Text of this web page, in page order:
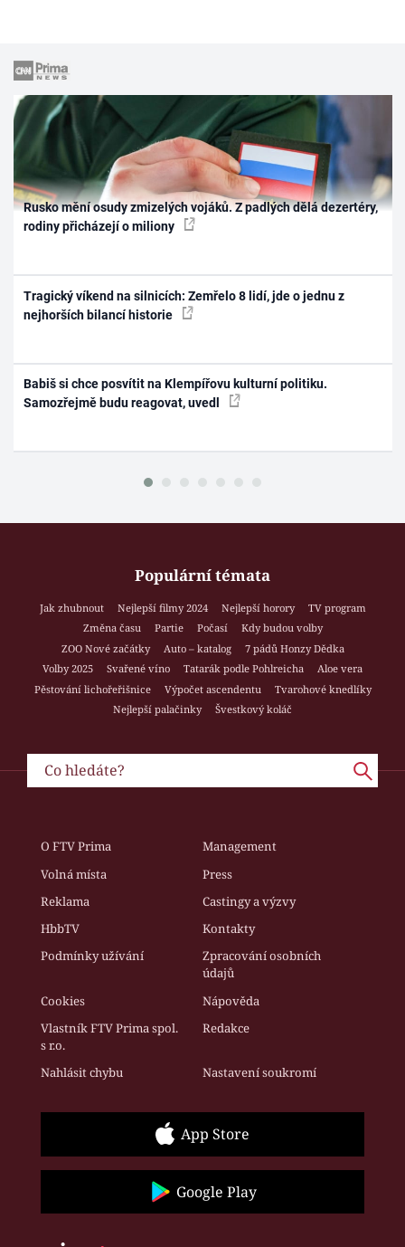
Rusko mění osudy zmizelých vojáků. Z padlých dělá dezertéry,
rodiny přicházejí o miliony
Tragický víkend na silnicích: Zemřelo 8 lidí, jde o jednu z
nejhorších bilancí historie
Babiš si chce posvítit na Klempířovu kulturní politiku.
Samozřejmě budu reagovat, uvedl
Populární témata
Jak zhubnout Nejlepší filmy 2024 Nejlepší horory
TV program
Změna času
Partie Počasí
Kdy budou volby
ZOO Nové začátky
Auto – katalog
7 pádů Honzy Dědka
Volby 2025
Svařené víno Tatarák podle Pohlreicha
Aloe vera
Pěstování lichořeřišnice
Výpočet ascendentu
Tvarohové knedlíky
Nejlepší palačinky
Švestkový koláč
O FTV Prima
Management
Volná místa
Press
Reklama
Castingy a výzvy
HbbTV
Kontakty
Podmínky užívání
Zpracování osobních
údajů
Cookies
Nápověda
Vlastník FTV Prima spol.
s r.o.
Redakce
Nahlásit chybu Nastavení soukromí
App Store
Google Play